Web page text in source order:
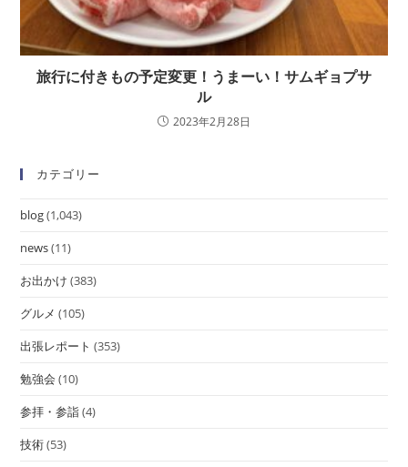
旅行に付きもの予定変更！うまーい！サムギョプサ
ル
2023年2月28日
カテゴリー
blog(1,043)
news(11)
お出かけ (383)
グルメ (105)
出張レポート (353)
勉強会 (10)
参拝・参詣(4)
技術(53)